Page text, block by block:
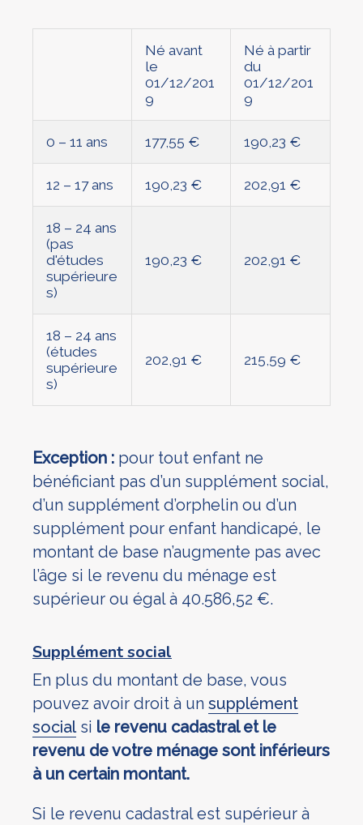
Né avant
le
01/12/201
9
Né à partir
du
01/12/201
9
0 – 11 ans 177,55 € 190,23 €
12 – 17 ans 190,23 € 202,91 €
18 – 24 ans
(pas
d'études
supérieure
s)
190,23 € 202,91 €
18 – 24 ans
(études
supérieure
s)
202,91 € 215,59 €
Exception : pour tout enfant ne
bénéficiant pas d’un supplément social,
d’un supplément d’orphelin ou d’un
supplément pour enfant handicapé, le
montant de base n’augmente pas avec
l’âge si le revenu du ménage est
supérieur ou égal à 40.586,52 €.
Supplément social
En plus du montant de base, vous
pouvez avoir droit à un supplément
socialsi le revenu cadastral et le
revenu de votre ménage sont inférieurs
à un certain montant.
Si le revenu cadastral est supérieur à